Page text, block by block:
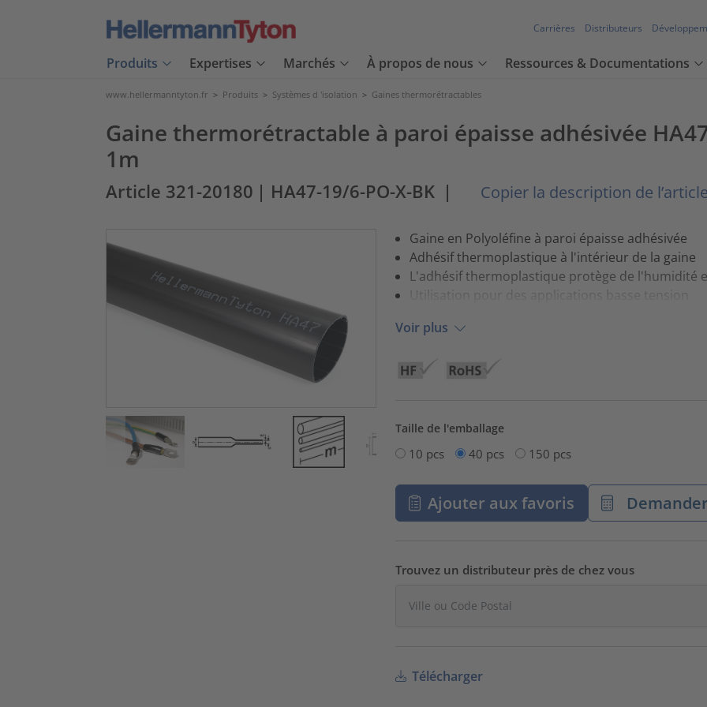
Carrières Distributeurs
Produits Expertises Marchés À propos de nous Ressources & Documentations
www.hellermanntyton.fr > Produits > Systèmes d 'isolation > Gaines thermorétractables
Gaine thermorétractable à paroi épaisse adhésivée
1m
Article 321-20180 | HA47-19/6-PO-X-BK | Copier la description de l’article
Gaine en Polyoléfine à paroi épaisse adhésivée
Adhésif thermoplastique à l'intérieur de la gaine
L'adhésif thermoplastique protège de l'humidité
Utilisation pour des applications basse tension
Voir plus
Taille de l'emballage
10 pcs 40 pcs 150 pcs
Ajouter aux favoris
Trouvez un distributeur près de chez vous
Télécharger